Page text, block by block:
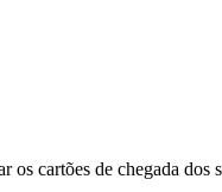
os cartões de chegada dos